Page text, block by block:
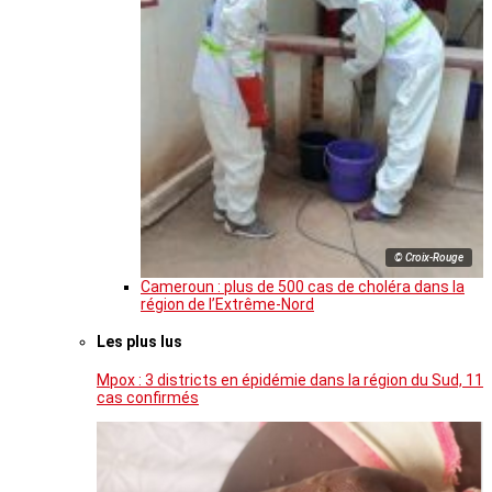
© Croix-Rouge
Cameroun : plus de 500 cas de choléra dans la
région de l’Extrême-Nord
Les plus lus
Mpox : 3 districts en épidémie dans la région du Sud, 11
cas confirmés